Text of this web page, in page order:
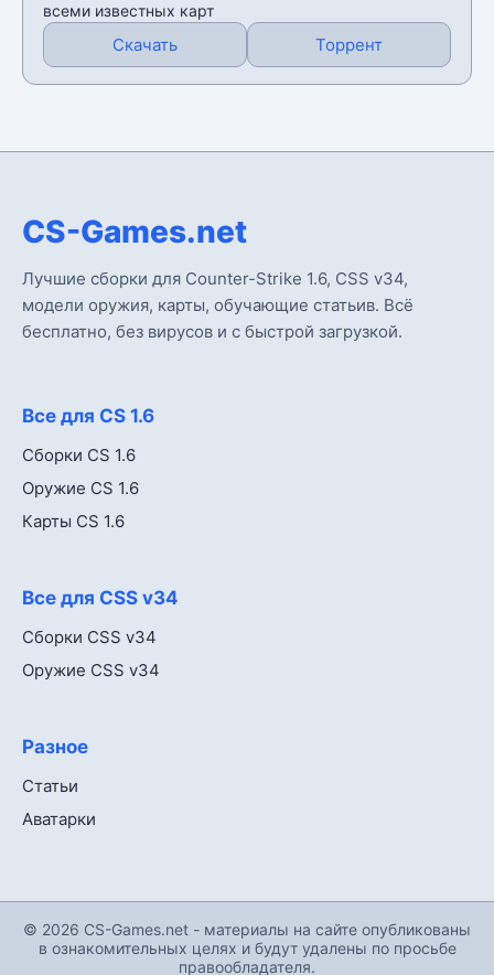
всеми известных карт
Скачать Торрент
CS-Games.net
Лучшие сборки для Counter-Strike 1.6, CSS v34,
модели оружия, карты, обучающие статьив. Всё
бесплатно, без вирусов и с быстрой загрузкой.
Все для CS 1.6
Сборки CS 1.6
Оружие CS 1.6
Карты CS 1.6
Все для CSS v34
Сборки CSS v34
Оружие CSS v34
Разное
Статьи
Аватарки
© 2026 CS-Games.net - материалы на сайте опубликованы
в ознакомительных целях и будут удалены по просьбе
правообладателя.